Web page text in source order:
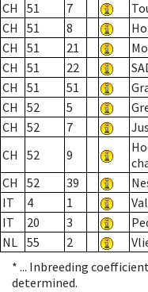
CH 51 7
CH
51 8
CH
51 21
CH
51 22
CH
51 51
CH
52 5
CH
52 7
CH
52 9
CH
52 39
IT
4 1
IT
20 3
NL 55 2
* ... Inbreeding
determined.